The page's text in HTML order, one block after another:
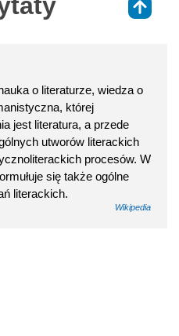
o literaturze, wiedza o
której
jest literatura, a przede
utworów literackich
procesów. W
się także ogólne
literackich.
Wikipedia